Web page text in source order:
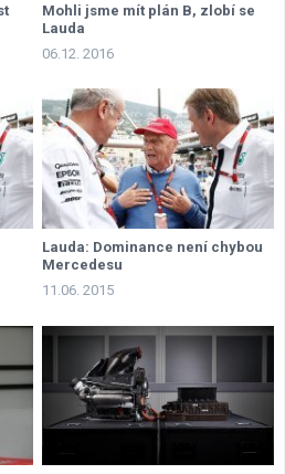
Mohli jsme mít plán B, zlobí se
Lauda
06.12. 2016
Lauda: Dominance není chybou
Mercedesu
11.06. 2015